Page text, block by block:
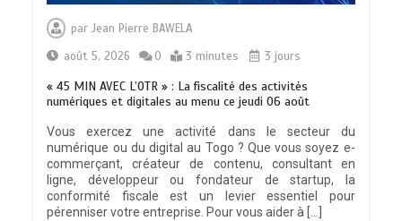
parJean Pierre BAWELA
août 5, 2026
0 3 minutes 3 jours
« 45 MIN AVEC L’OTR » : La fiscalité des activités
numériques et digitales au menu ce jeudi 06 août
Vous exercez une activité dans le secteur du
numérique ou du digital au Togo ? Que vous soyez e-
commerçant, créateur de contenu, consultant en
ligne, développeur ou fondateur de startup, la
conformité fiscale est un levier essentiel pour
pérenniser votre entreprise. Pour vous aider à […]
TRANSFORMATION SOCIALE :
L’importance pour le Togo d’avoir une
Feuille de route
5 minutes